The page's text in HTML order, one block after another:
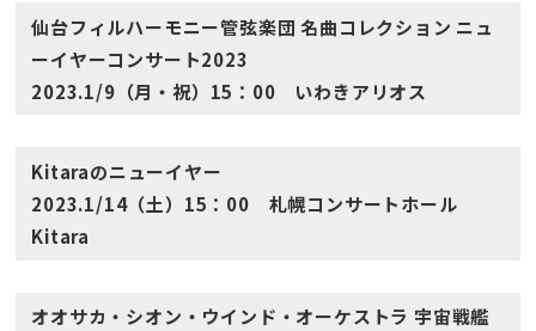
仙台フィルハーモニー管弦楽団 名曲コレクション ニュ
ーイヤーコンサート2023
2023.1/9（月・祝）15：00 いわきアリオス
Kitaraのニューイヤー
2023.1/14（土）15：00 札幌コンサートホール
Kitara
オオサカ・シオン・ウインド・オーケストラ 宇宙戦艦